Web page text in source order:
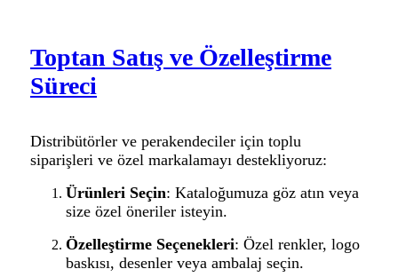
Toptan Satış ve Özelleştirme
Süreci
Distribütörler ve perakendeciler için toplu
siparişleri ve özel markalamayı destekliyoruz:
Ürünleri Seçin: Kataloğumuza göz atın veya
size özel öneriler isteyin.
Özelleştirme Seçenekleri: Özel renkler, logo
baskısı, desenler veya ambalaj seçin.